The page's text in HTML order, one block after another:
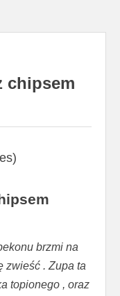
chipsem
brzmi na
zwieść . Zupa ta
topionego , oraz